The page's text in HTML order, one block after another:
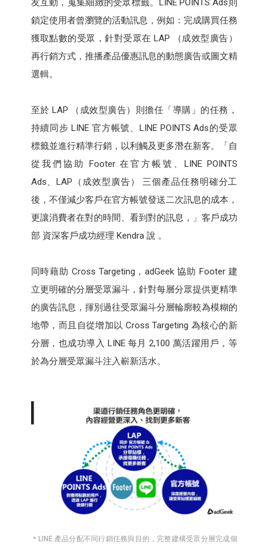
友互動，蒐集細緻的受眾標籤。LINE POINTS Ads則
鎖定使用者曾瀏覽的活動訊息，例如：完成購買任務
獲取點數的受眾，針對受眾在 LAP （成效型廣告）
再行銷方式，推播產品優惠訊息的動態廣告或圖文精
選輯。
至於 LAP （成效型廣告）則擔任「導購」的任務，
持續同步 LINE 官方帳號、LINE POINTS Ads的受眾
標籤並進行精準行銷，以利觸及更多潛在新客。「自
從我們協助 Footer 在官方帳號、LINE POINTS
Ads、LAP（成效型廣告） 三個產品任務明確分工
後，不僅減少客戶在官方帳號發送二次訊息的成本，
更讓消費者在對的時間、看到對的訊息，」客戶成功
部 資深客戶成功經理 Kendra 說 。
同時藉助 Cross Targeting，adGeek 協助 Footer 建
立更明確的分層受眾漏斗，針對每層分眾提供更精準
的廣告訊息，揮別過往受眾漏斗分層輪廓較為模糊的
地帶，而且自從增加以 Cross Targeting 為核心的新
分層，也成功導入 LINE 每月 2,100 萬活躍用戶，等
於為分層受眾漏斗注入嶄新活水。
＊LINE 產品分配不同行銷任務與目的，完整建構受眾分層完成個